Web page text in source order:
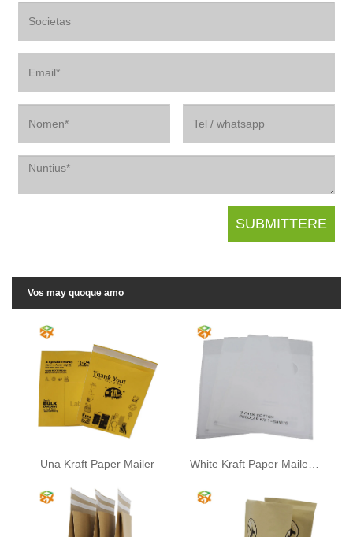
Vos may quoque amo
Una Kraft Paper Mailer